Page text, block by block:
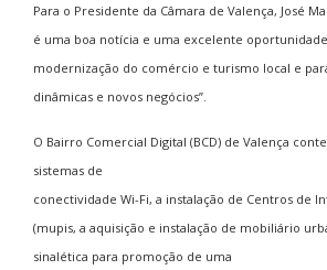
Para o Presidente da Câmara de Valença, José
é uma boa notícia e uma excelente
modernização do comércio e turismo local e
dinâmicas e novos negócios”.
O Bairro Comercial Digital (BCD) de Valença
sistemas de
conectividade Wi-Fi, a instalação de Centros de
(mupis, a aquisição e instalação de mobiliário
sinalética para promoção de uma